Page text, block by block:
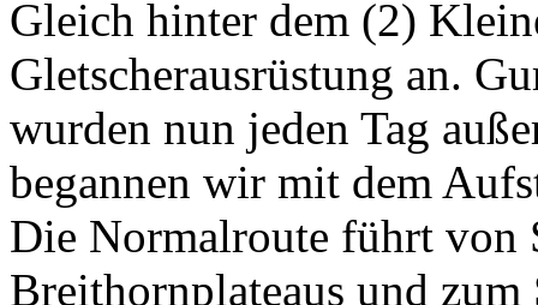
Gleich hinter dem (2)
Gletscherausrüstung an.
wurden nun jeden Tag
begannen wir mit dem
Die Normalroute führt von
Breithornplateaus und